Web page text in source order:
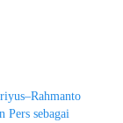
Pers sebagai